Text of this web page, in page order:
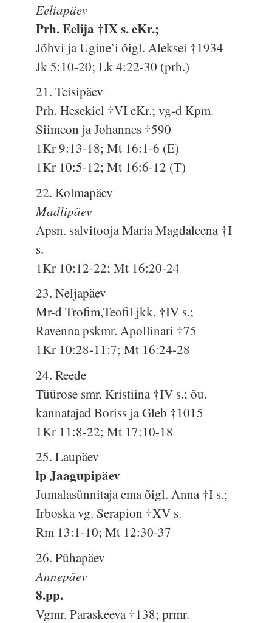
Eeliapäev
Prh. Eelija †IX s. eKr.;
Jõhvi ja Ugine’i õigl. Aleksei †1934
Jk 5:10-20; Lk 4:22-30 (prh.)
21. Teisipäev
Prh. Hesekiel †VI eKr.; vg-d Kpm.
Siimeon ja Johannes †590
1Kr 9:13-18; Mt 16:1-6 (E)
1Kr 10:5-12; Mt 16:6-12 (T)
22. Kolmapäev
Madlipäev
Apsn. salvitooja Maria Magdaleena †I
s.
1Kr 10:12-22; Mt 16:20-24
23. Neljapäev
Mr-d Trofim,Teofil jkk. †IV s.;
Ravenna pskmr. Apollinari †75
1Kr 10:28-11:7; Mt 16:24-28
24. Reede
Tüürose smr. Kristiina †IV s.; õu.
kannatajad Boriss ja Gleb †1015
1Kr 11:8-22; Mt 17:10-18
25. Laupäev
lp Jaagupipäev
Jumalasünnitaja ema õigl. Anna †I s.;
Irboska vg. Serapion †XV s.
Rm 13:1-10; Mt 12:30-37
26. Pühapäev
Annepäev
8.pp.
Vgmr. Paraskeeva †138; prmr.